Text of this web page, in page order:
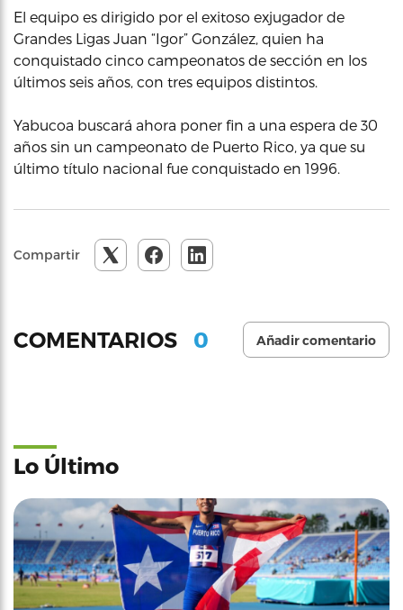
El equipo es dirigido por el exitoso exjugador de
Grandes Ligas Juan “Igor” González, quien ha
conquistado cinco campeonatos de sección en los
últimos seis años, con tres equipos distintos.
Yabucoa buscará ahora poner fin a una espera de 30
años sin un campeonato de Puerto Rico, ya que su
último título nacional fue conquistado en 1996.
Compartir
COMENTARIOS 0 Añadir comentario
Lo Último